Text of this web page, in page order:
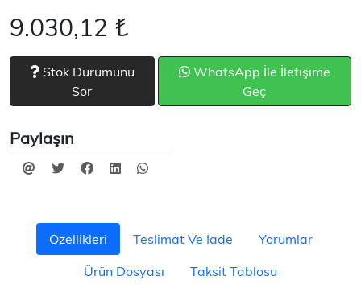
9.030,12 ₺
Stok Durumunu
Sor
WhatsApp İle İletişime
Geç
Paylaşın
Özellikleri Teslimat Ve İade
Yorumlar
Ürün Dosyası
Taksit Tablosu